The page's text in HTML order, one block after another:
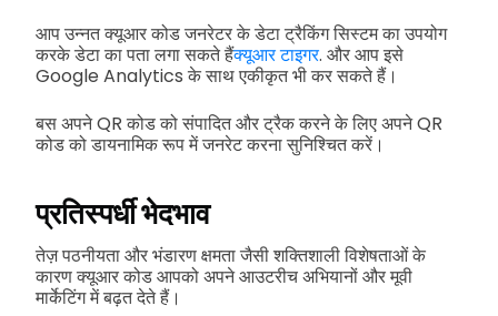
आप उन्नत क्यूआर कोड जनरेटर के डेटा ट्रैकिंग सिस्टम का उपयोग
करके डेटा का पता लगा सकते हैंक्यूआर टाइगर. और आप इसे
Google Analytics के साथ एकीकृत भी कर सकते हैं।
बस अपने QR कोड को संपादित और ट्रैक करने के लिए अपने QR
कोड को डायनामिक रूप में जनरेट करना सुनिश्चित करें।
प्रतिस्पर्धी भेदभाव
तेज़ पठनीयता और भंडारण क्षमता जैसी शक्तिशाली विशेषताओं के
कारण क्यूआर कोड आपको अपने आउटरीच अभियानों और मूवी
मार्केटिंग में बढ़त देते हैं।